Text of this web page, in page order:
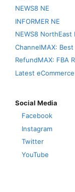
NEWS8 NE
INFORMER NE
NEWS8 NorthEast
ChannelMAX:
RefundMAX: FBA
Latest
Social Media
Facebook
Instagram
Twitter
YouTube